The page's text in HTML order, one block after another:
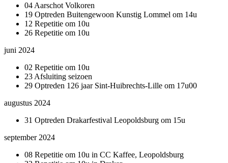
04 Aarschot Volkoren
19 Optreden Buitengewoon Kunstig Lommel om 14u
12 Repetitie om 10u
26 Repetitie om 10u
juni 2024
02 Repetitie om 10u
23 Afsluiting seizoen
29 Optreden 126 jaar Sint-Huibrechts-Lille om 17u00
augustus 2024
31 Optreden Drakarfestival Leopoldsburg om 15u
september 2024
08 Repetitie om 10u in CC Kaffee, Leopoldsburg